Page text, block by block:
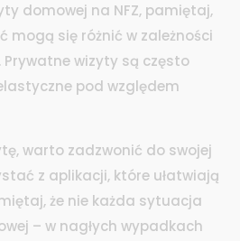
domowej na NFZ, pamiętaj,
mogą się różnić w zależności
wizyty są często
pod względem
warto zadzwonić do swojej
z aplikacji, które ułatwiają
że nie każda sytuacja
– w nagłych wypadkach